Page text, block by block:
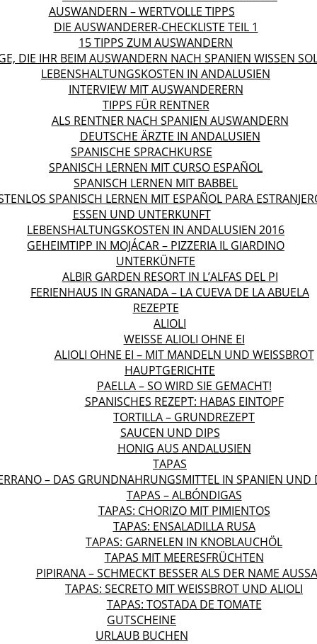
AUSWANDERN – WERTVOLLE TIPPS
DIE AUSWANDERER-CHECKLISTE TEIL 1
15 TIPPS ZUM AUSWANDERN
DIE IHR BEIM AUSWANDERN NACH SPANIEN WISSEN
LEBENSHALTUNGSKOSTEN IN ANDALUSIEN
INTERVIEW MIT AUSWANDERERN
TIPPS FÜR RENTNER
ALS RENTNER NACH SPANIEN AUSWANDERN
DEUTSCHE ÄRZTE IN ANDALUSIEN
SPANISCHE SPRACHKURSE
SPANISCH LERNEN MIT CURSO ESPAÑOL
SPANISCH LERNEN MIT BABBEL
SPANISCH LERNEN MIT ESPAÑOL PARA
ESSEN UND UNTERKUNFT
LEBENSHALTUNGSKOSTEN IN ANDALUSIEN 2016
GEHEIMTIPP IN MOJÁCAR – PIZZERIA IL GIARDINO
UNTERKÜNFTE
ALBIR GARDEN RESORT IN L’ALFAS DEL PI
FERIENHAUS IN GRANADA – LA CUEVA DE LA ABUELA
REZEPTE
ALIOLI
WEISSE ALIOLI OHNE EI
ALIOLI OHNE EI – MIT MANDELN UND WEISSBROT
HAUPTGERICHTE
PAELLA – SO WIRD SIE GEMACHT!
SPANISCHES REZEPT: HABAS EINTOPF
TORTILLA – GRUNDREZEPT
SAUCEN UND DIPS
HONIG AUS ANDALUSIEN
TAPAS
– DAS GRUNDNAHRUNGSMITTEL IN SPANIEN UND
TAPAS – ALBÓNDIGAS
TAPAS: CHORIZO MIT PIMIENTOS
TAPAS: ENSALADILLA RUSA
TAPAS: GARNELEN IN KNOBLAUCHÖL
TAPAS MIT MEERESFRÜCHTEN
PIPIRANA – SCHMECKT BESSER ALS DER NAME
TAPAS: SECRETO MIT WEISSBROT UND ALIOLI
TAPAS: TOSTADA DE TOMATE
GUTSCHEINE
URLAUB BUCHEN